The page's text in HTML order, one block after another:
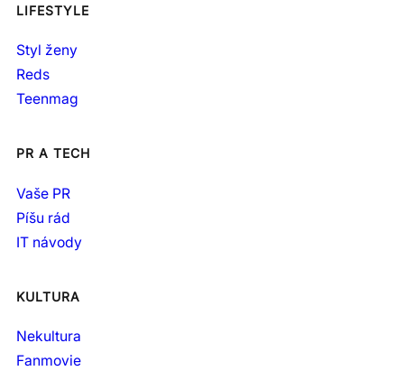
LIFESTYLE
Styl ženy
Reds
Teenmag
PR A TECH
Vaše PR
Píšu rád
IT návody
KULTURA
Nekultura
Fanmovie